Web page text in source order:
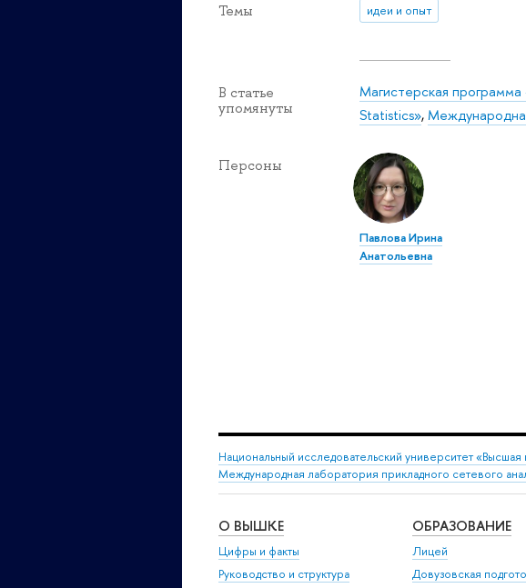
Темы идеи и опыт
В статье
упомянуты
Магистерская
Statistics»,
Персоны
Павлова Ирина
Анатольевна
Национальный исследовательский университет
Международная лаборатория прикладного сетевого
О ВЫШКЕ
Цифры и факты
Руководство и структура
ОБРАЗОВАНИЕ
Лицей
Довузовская